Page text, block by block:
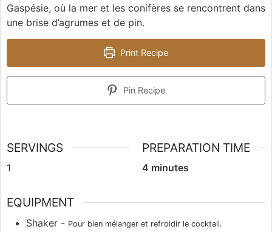
Gaspésie, où la mer et les conifères se rencontrent dans
une brise d’agrumes et de pin.
Print Recipe
Pin Recipe
SERVINGS
1
PREPARATION TIME
4 minutes
EQUIPMENT
Shaker - Pour bien mélanger et refroidir le cocktail.